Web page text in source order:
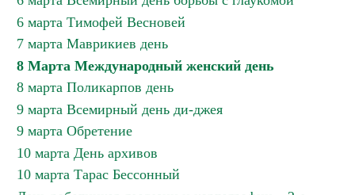
6 марта Тимофей Весновей
7 марта Маврикиев день
8 Марта Международный женский день
8 марта Поликарпов день
9 марта Всемирный день ди-джея
9 марта Обретение
10 марта День архивов
10 марта Тарас Бессонный